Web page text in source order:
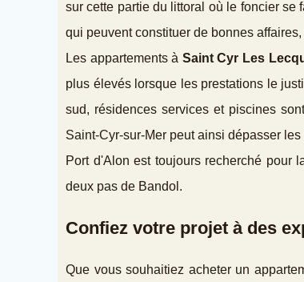
sur cette partie du littoral où le foncier se
qui peuvent constituer de bonnes
Les appartements à Saint Cyr Les
plus élevés lorsque les prestations le
sud, résidences services et piscines
Saint-Cyr-sur-Mer peut ainsi dépasser
Port d'Alon est toujours recherché pour
deux pas de Bandol.
Confiez votre projet à des
Que vous souhaitiez acheter un